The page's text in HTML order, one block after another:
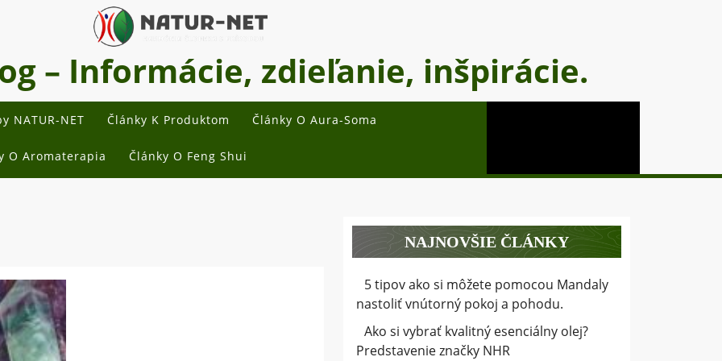
– Informácie, zdieľanie, inšpirácie.
NATUR-NET Články K Produktom Články O Aura-Soma
O Aromaterapia Články O Feng Shui
NAJNOVŠIE ČLÁNKY
5 tipov ako si môžete pomocou Mandaly
nastoliť vnútorný pokoj a pohodu.
Ako si vybrať kvalitný esenciálny olej?
Predstavenie značky NHR